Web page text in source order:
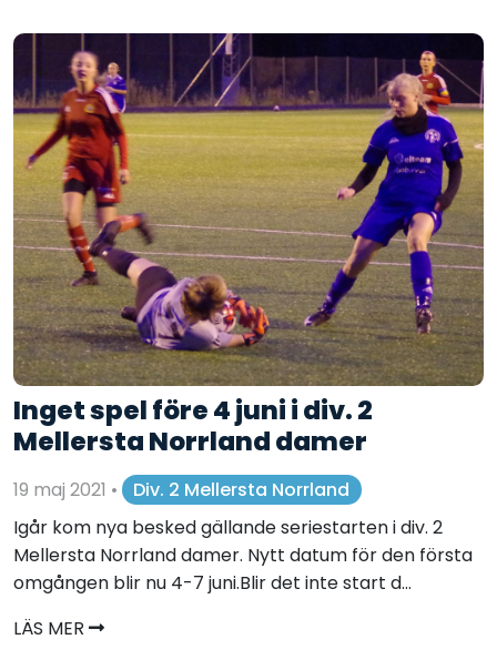
Inget spel före 4 juni i div. 2
Mellersta Norrland damer
19 maj 2021 •
Div. 2 Mellersta Norrland
Igår kom nya besked gällande seriestarten i div. 2
Mellersta Norrland damer. Nytt datum för den första
omgången blir nu 4-7 juni.Blir det inte start d...
LÄS MER